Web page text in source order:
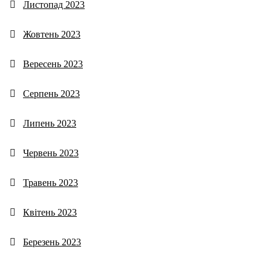
Листопад 2023
Жовтень 2023
Вересень 2023
Серпень 2023
Липень 2023
Червень 2023
Травень 2023
Квітень 2023
Березень 2023